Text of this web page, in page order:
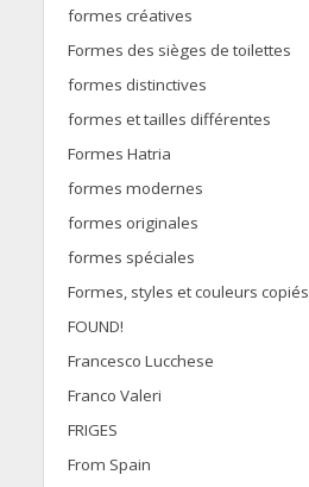
formes créatives
Formes des sièges de toilettes
formes distinctives
formes et tailles différentes
Formes Hatria
formes modernes
formes originales
formes spéciales
Formes, styles et couleurs copiés
FOUND!
Francesco Lucchese
Franco Valeri
FRIGES
From Spain